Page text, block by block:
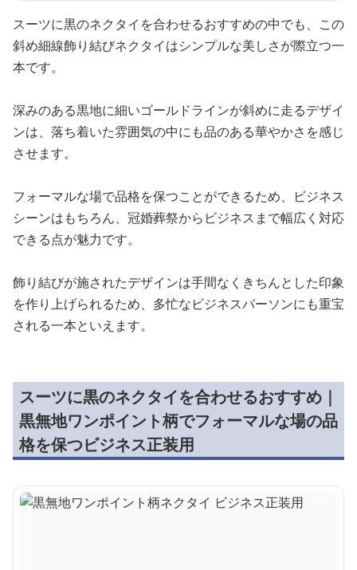
スーツに黒のネクタイを合わせるおすすめの中でも、この
斜め細線飾り結びネクタイはシンプルな美しさが際立つ一
本です。
深みのある黒地に細いゴールドラインが斜めに走るデザイ
ンは、落ち着いた雰囲気の中にも品のある華やかさを感じ
させます。
フォーマルな場で品格を保つことができるため、ビジネス
シーンはもちろん、冠婚葬祭からビジネスまで幅広く対応
できる点が魅力です。
飾り結びが施されたデザインは手間なくきちんとした印象
を作り上げられるため、多忙なビジネスパーソンにも重宝
される一本といえます。
スーツに黒のネクタイを合わせるおすすめ｜
黒無地ワンポイント柄でフォーマルな場の品
格を保つビジネス正装用